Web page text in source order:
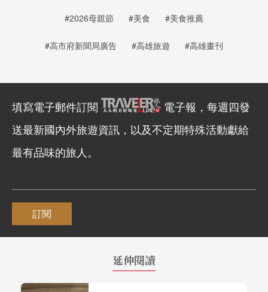
#2026母親節 #美食 #美食推薦
#高市府新聞局廣告 #高雄旅遊 #高雄畫刊
填寫電子郵件訂閱
電子報，每週四發
送最新國內外旅遊資訊，以及不定期特殊活動獻給
最有品味的旅人。
訂閱
延伸閱讀